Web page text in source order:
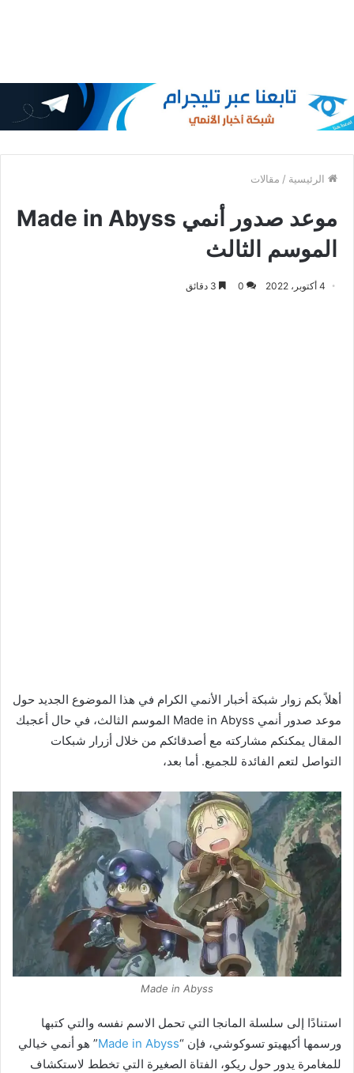
الرئيسية / مقالات
موعد صدور أنمي Made in Abyss
الموسم الثالث
4 أكتوبر، 2022 0
أهلاً بكم زوار شبكة أخبار الأنمي الكرام في هذا الموضوع الجديد حول
موعد صدور أنمي Made in Abyss الموسم الثالث، في حال أعجبك
المقال يمكنكم مشاركته مع أصدقائكم من خلال أزرار شبكات
التواصل لتعم الفائدة للجميع. أما بعد،
Made in Abyss
استنادًا إلى سلسلة المانجا التي تحمل الاسم نفسه والتي كتبها
ورسمها أكيهيتو تسوكوشي، فإن “Made in Abyss” هو أنمي خيالي
للمغامرة يدور حول ريكو، الفتاة الصغيرة التي تخطط لاستكشاف